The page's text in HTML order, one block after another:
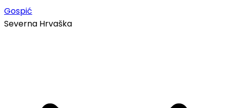
Gospić
Severna Hrvaška